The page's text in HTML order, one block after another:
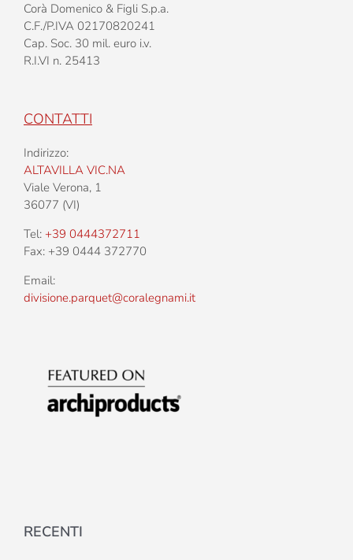
Corà Domenico & Figli S.p.a.
C.F./P.IVA 02170820241
Cap. Soc. 30 mil. euro i.v.
R.I.VI n. 25413
CONTATTI
Indirizzo:
ALTAVILLA VIC.NA
Viale Verona, 1
36077 (VI)
Tel: +39 0444372711
Fax: +39 0444 372770
Email:
divisione.parquet@coralegnami.it
RECENTI